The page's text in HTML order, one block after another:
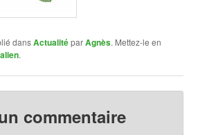
dansActualitéparAgnès. Mettez-le en
.
commentaire